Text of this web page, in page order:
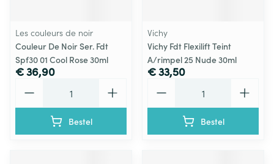
Les couleurs de noir
Couleur De Noir Ser. Fdt
Spf30 01 Cool Rose 30ml
€ 36,90
Bestel
Vichy
Vichy Fdt Flexilift Teint
A/rimpel 25 Nude 30ml
€ 33,50
Bestel